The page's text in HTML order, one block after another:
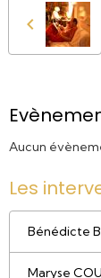
Aucun
Les
Bénédicte
Maryse